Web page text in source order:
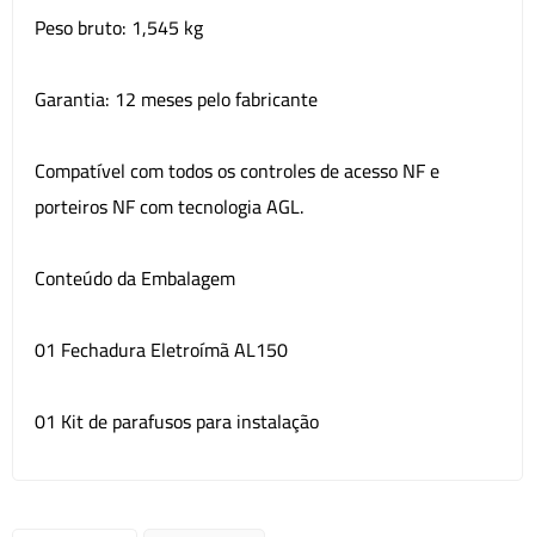
Peso bruto: 1,545 kg
Garantia: 12 meses pelo fabricante
Compatível com todos os controles de acesso NF e
porteiros NF com tecnologia AGL.
Conteúdo da Embalagem
01 Fechadura Eletroímã AL150
01 Kit de parafusos para instalação